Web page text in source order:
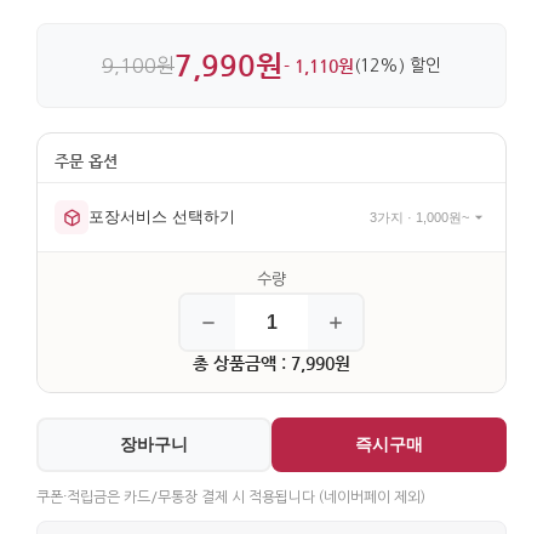
9,100원7,990원- 1,110원 (12%) 할인
포장서비스 선택하기 3가지 · 1,000원~
총 상품금액 : 7,990원
장바구니 즉시구매
쿠폰·적립금은 카드/무통장 결제 시 적용됩니다 (네이버페이 제외)